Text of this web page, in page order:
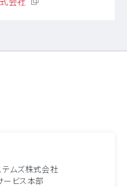
テムズ株式会社
ービス本部